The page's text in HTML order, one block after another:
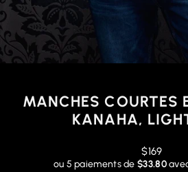
MANCHES COURTES
KANAHA,
Prix
régulier
$169
ou 5 paiements de$33.80